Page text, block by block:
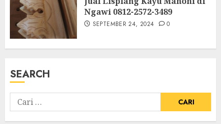
Ngawi 0812-2572-3489
SEPTEMBER 24, 2024 0
SEARCH